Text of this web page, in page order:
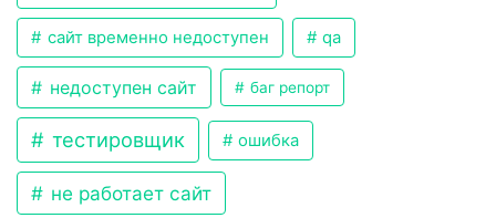
сайт временно недоступен qa
недоступен сайт баг репорт
тестировщик ошибка
не работает сайт